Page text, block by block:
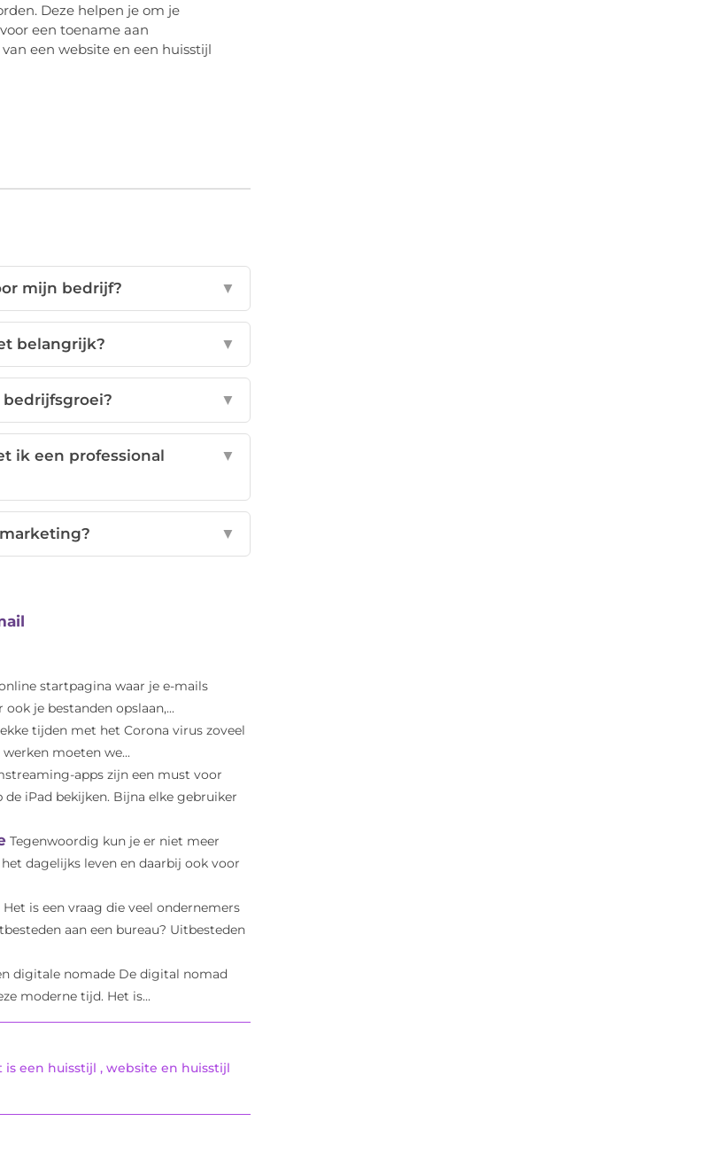
Deze helpen je om je
een toename aan
een website en een huisstijl
mijn bedrijf? ▼
belangrijk? ▼
▼
ik een professional
▼
▼
startpagina waar je e-mails
je bestanden opslaan,...
tijden met het Corona virus zoveel
moeten we...
apps zijn een must voor
iPad bekijken. Bijna elke gebruiker
Tegenwoordig kun je er niet meer
dagelijks leven en daarbij ook voor
Het is een vraag die veel ondernemers
aan een bureau? Uitbesteden
digitale nomade De digital nomad
moderne tijd. Het is...
is een huisstijl ,website en huisstijl